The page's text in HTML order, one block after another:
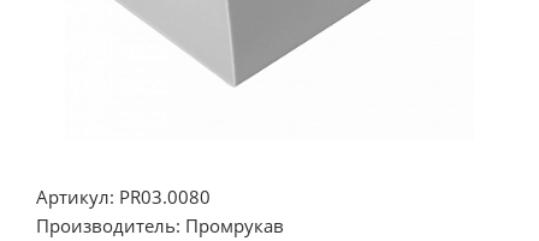
Артикул: PR03.0080
Производитель: Промрукав